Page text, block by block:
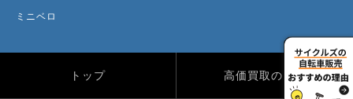
ミニベロ
トップ 高価買取のワケ